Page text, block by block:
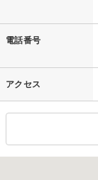
電話番号
アクセス